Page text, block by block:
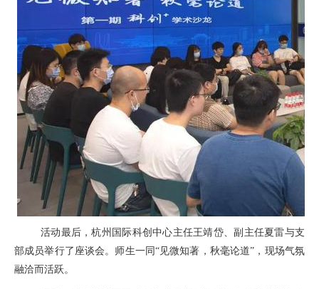
活动最后，杭州国际科创中心主任王靖岱、副主任夏雷与支
部成员举行了座谈会。师生一同 “见微知著，秋毫论道”，现场气氛
融洽而活跃。